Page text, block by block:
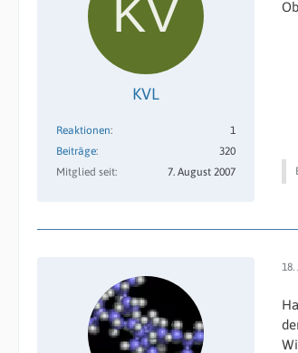
KVL
Reaktionen
1
Beiträge
320
Mitglied seit
7. August 2007
18.